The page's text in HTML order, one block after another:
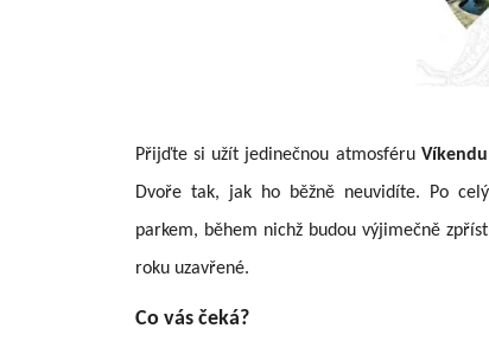
Přijďte si užít jedinečnou atmosféru
Dvoře tak, jak ho běžně neuvidíte. Po
parkem, během nichž budou výjimečně
roku uzavřené.
Co vás čeká?